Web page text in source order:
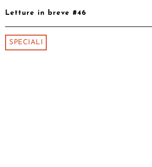
Letture in breve #46
SPECIALI